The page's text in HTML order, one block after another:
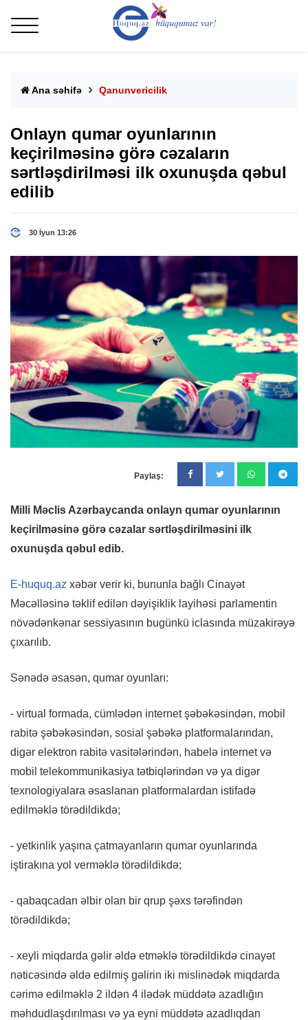
Ana səhifə Qanunvericilik
Onlayn qumar oyunlarının
keçirilməsinə görə cəzaların
sərtləşdirilməsi ilk oxunuşda qəbul
edilib
30 İyun 13:26
Paylaş:
Milli Məclis Azərbaycanda onlayn qumar oyunlarının
keçirilməsinə görə cəzalar sərtləşdirilməsini ilk
oxunuşda qəbul edib.
E-huquq.az xəbər verir ki, bununla bağlı Cinayət
Məcəlləsinə təklif edilən dəyişiklik layihəsi parlamentin
növədənkənar sessiyasının bugünkü iclasında müzakirəyə
çıxarılıb.
Sənədə əsasən, qumar oyunları:
- virtual formada, cümlədən internet şəbəkəsindən, mobil
rabitə şəbəkəsindən, sosial şəbəkə platformalarından,
digər elektron rabitə vasitələrindən, habelə internet və
mobil telekommunikasiya tətbiqlərindən və ya digər
texnologiyalara əsaslanan platformalardan istifadə
edilməklə törədildikdə;
- yetkinlik yaşına çatmayanların qumar oyunlarında
iştirakına yol verməklə törədildikdə;
- qabaqcadan əlbir olan bir qrup şəxs tərəfindən
törədildikdə;
- xeyli miqdarda gəlir əldə etməklə törədildikdə cinayət
nəticəsində əldə edilmiş gəlirin iki mislinədək miqdarda
cərimə edilməklə 2 ildən 4 ilədək müddətə azadlığın
məhdudlaşdırılması və ya eyni müddətə azadlıqdan